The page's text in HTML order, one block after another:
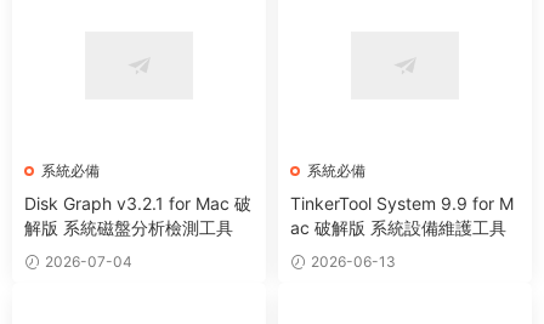
系統必備
Disk Graph v3.2.1 for Mac 破
解版 系統磁盤分析檢測工具
2026-07-04
系統必備
TinkerTool System 9.9 for M
ac 破解版 系統設備維護工具
2026-06-13